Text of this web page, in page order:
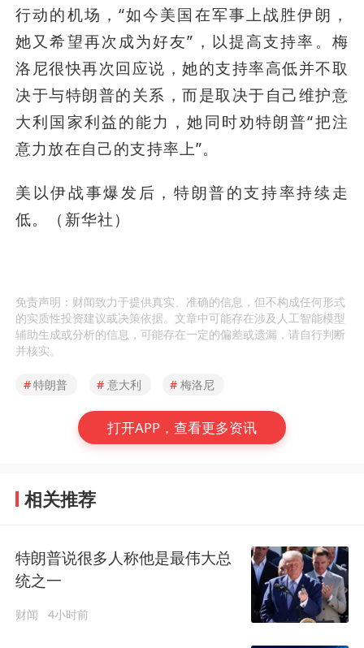
行动的机场，“如今美国在军事上战胜伊朗，
她又希望再次成为好友”，以提高支持率。梅
洛尼很快再次回应说，她的支持率高低并不取
决于与特朗普的关系，而是取决于自己维护意
大利国家利益的能力，她同时劝特朗普“把注
意力放在自己的支持率上”。
美以伊战事爆发后，特朗普的支持率持续走
低。（新华社）
免责声明：财闻致力于提供真实、准确的信息，但不构成任何形式
的实质性投资建议或决策依据。文章中可能存在涉及人工智能模型
辅助生成或分析的信息，可能存在一定的偏差或遗漏，请自行判断
并核实。
#特朗普 # 意大利 # 梅洛尼
打开APP，查看更多资讯
相关推荐
特朗普说很多人称他是最伟大总
统之一
财闻 4小时前